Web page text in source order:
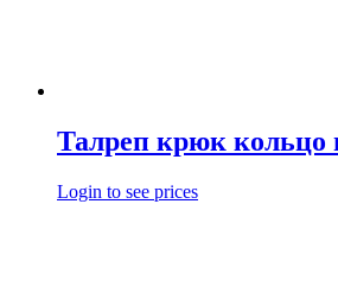
Талреп крюк
Login to see prices